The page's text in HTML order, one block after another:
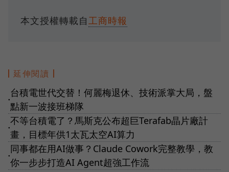
本文授權轉載自 工商時報
延伸閱讀
●
台積電世代交替！何麗梅退休、技術派掌大局，盤
點新一波接班梯隊
●
不等台積電了？馬斯克公布超巨Terafab晶片廠計
畫，目標年供1太瓦太空AI算力
●
同事都在用AI做事？Claude Cowork完整教學，教
你一步步打造AI Agent超強工作流